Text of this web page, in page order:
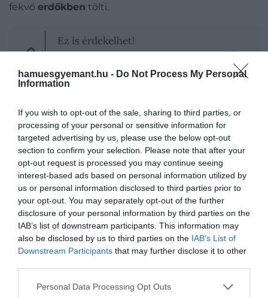
hamuesgyemant.hu - Do Not Process My Personal
Information
If you wish to opt-out of the sale, sharing to third parties, or
processing of your personal or sensitive information for
targeted advertising by us, please use the below opt-out
section to confirm your selection. Please note that after your
opt-out request is processed you may continue seeing
interest-based ads based on personal information utilized by
us or personal information disclosed to third parties prior to
your opt-out. You may separately opt-out of the further
disclosure of your personal information by third parties on the
IAB’s list of downstream participants. This information may
also be disclosed by us to third parties on the IAB’s List of
Downstream Participants that may further disclose it to other
Please note that this website/app uses one or more Google
Personal Data Processing Opt Outs
fekvő erdőkben tölti.
Ez is érdekelhet!
1237 méter mélyen bukkant fel az óceán
legrejtélyesebb ragadozója – videó!
A képek és videók a napi ritmusáról is árulkodnak,
írjaaz IFLScience. A kisfülű kutyafőként nappal
aktív, legtöbbször reggel hat és dél között bukkant
fel a kamerák előtt. Hajnalban és alkonyatkor
ritkábban látták, ami arra utalhat, hogy ezekben az
átmeneti órákban inkábbelkerüliazokataz
éjszakai ragadozókat, amelyek ilyenkor kezdenek
mozogni.